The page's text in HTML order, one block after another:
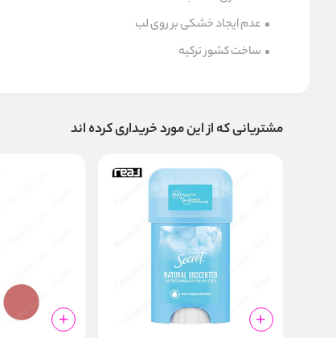
عدم ایجاد خشکی بر روی لب
ساخت کشور ترکیه
مشتریانی که از این مورد خریداری کرده اند